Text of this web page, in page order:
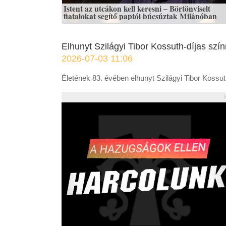
Istent az utcákon kell keresni – Börtönviselt
fiatalokat segítő paptól búcsúztak Milánóban
Elhunyt Szilágyi Tibor Kossuth-díjas
2026-07-03 11:06
Életének 83. évében elhunyt Szilágyi Tibor